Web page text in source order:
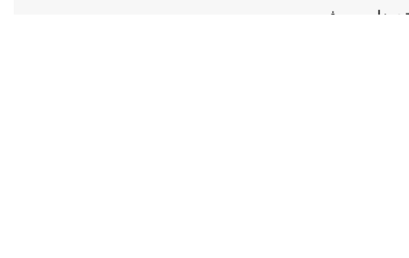
تجهیزات مصرفی